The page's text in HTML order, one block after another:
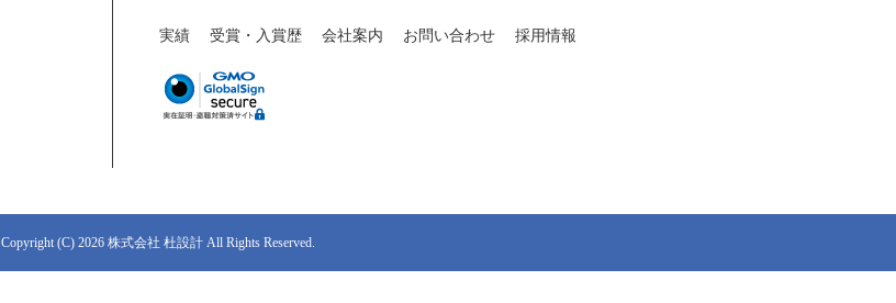
実績 受賞・入賞歴 会社案内 お問い合わせ 採用情報
Copyright (C) 2026 株式会社 杜設計 All Rights Reserved.